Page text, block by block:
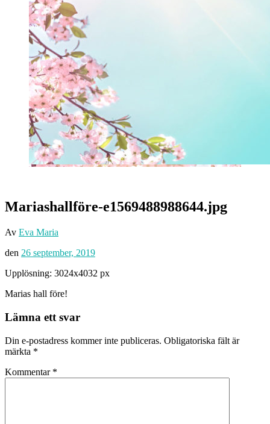
Mariashallföre-e1569488988644.jpg
Av Eva Maria
den 26 september, 2019
Upplösning: 3024x4032 px
Marias hall före!
Lämna ett svar
Din e-postadress kommer inte publiceras. Obligatoriska fält är
märkta *
Kommentar *